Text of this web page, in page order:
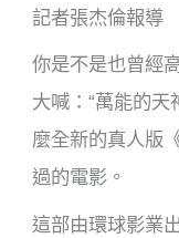
記者張杰倫報導
你是不是也曾經
大喊：“萬能的天
麼全新的真人版
過的電影。
這部由環球影業